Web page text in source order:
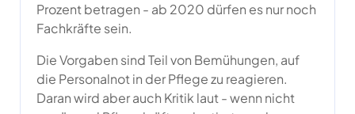
Prozent betragen - ab 2020 dürfen es nur noch
Fachkräfte sein.
Die Vorgaben sind Teil von Bemühungen, auf
die Personalnot in der Pflege zu reagieren.
Daran wird aber auch Kritik laut - wenn nicht